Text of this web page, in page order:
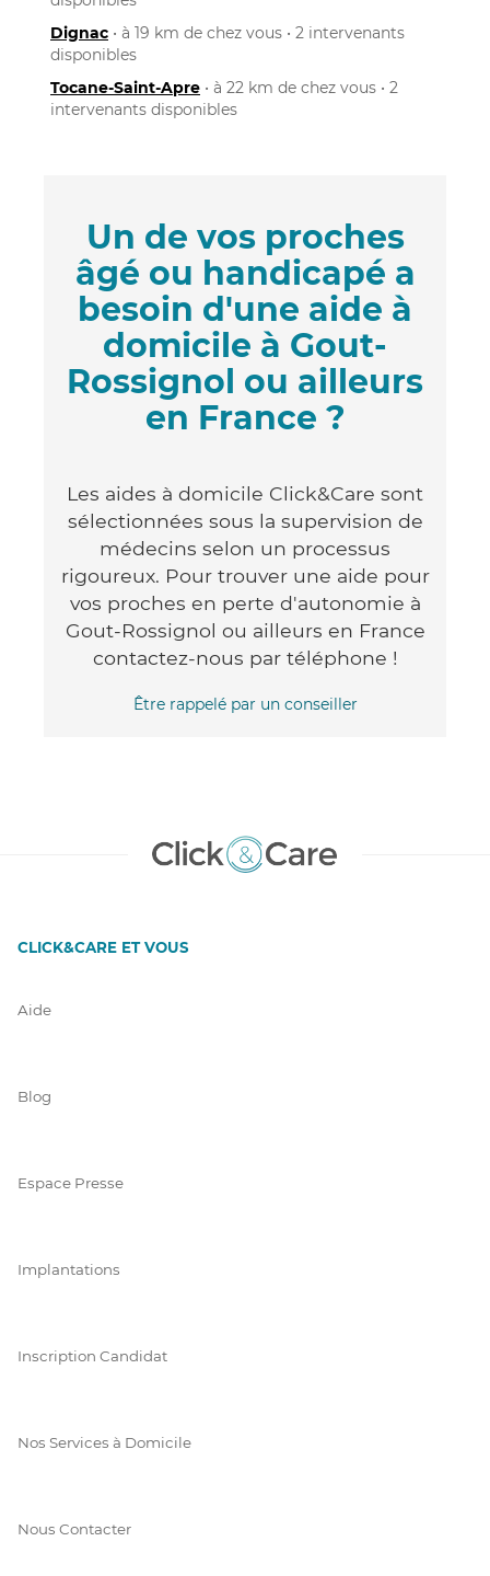
Dignac • à 19 km de chez vous • 2 intervenants
disponibles
Tocane-Saint-Apre • à 22 km de chez vous • 2
intervenants disponibles
Un de vos proches
âgé ou handicapé a
besoin d'une aide à
domicile à Gout-
Rossignol ou ailleurs
en France ?
Les aides à domicile Click&Care sont
sélectionnées sous la supervision de
médecins selon un processus
rigoureux. Pour trouver une aide pour
vos proches en perte d'autonomie à
Gout-Rossignol ou ailleurs en France
contactez-nous par téléphone !
Être rappelé par un conseiller
CLICK&CARE ET VOUS
Aide
Blog
Espace Presse
Implantations
Inscription Candidat
Nos Services à Domicile
Nous Contacter